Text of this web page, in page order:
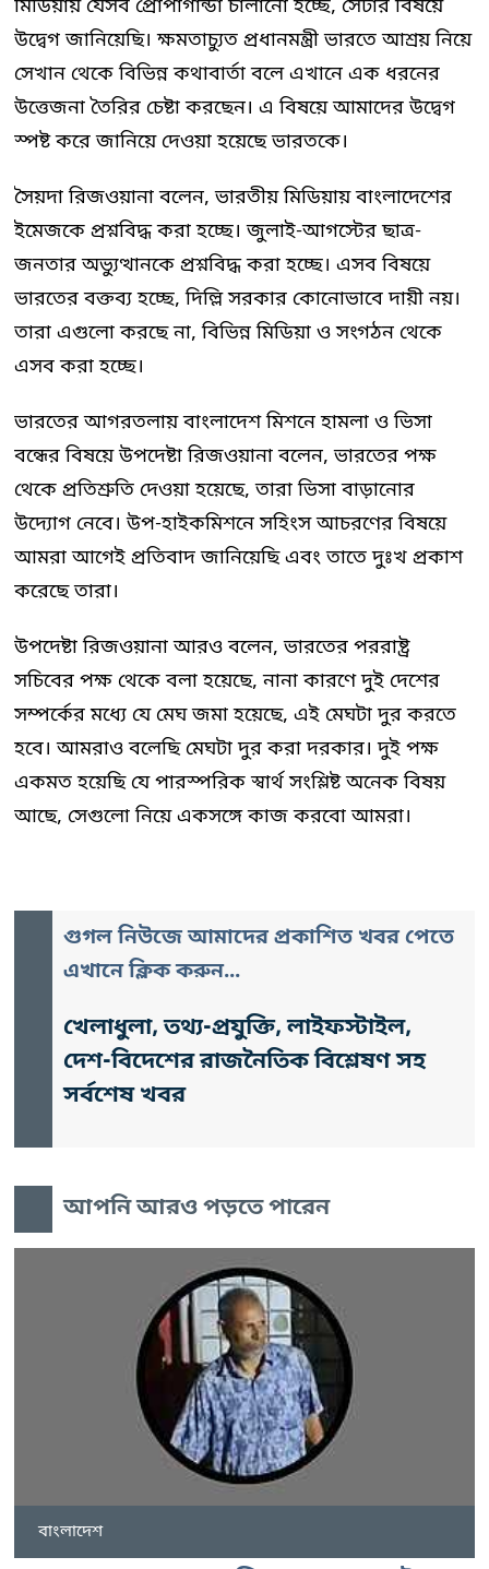
মিডিয়ায় যেসব প্রোপাগান্ডা চালানো হচ্ছে, সেটার বিষয়ে
উদ্বেগ জানিয়েছি। ক্ষমতাচ্যুত প্রধানমন্ত্রী ভারতে আশ্রয় নিয়ে
সেখান থেকে বিভিন্ন কথাবার্তা বলে এখানে এক ধরনের
উত্তেজনা তৈরির চেষ্টা করছেন। এ বিষয়ে আমাদের উদ্বেগ
স্পষ্ট করে জানিয়ে দেওয়া হয়েছে ভারতকে।
সৈয়দা রিজওয়ানা বলেন, ভারতীয় মিডিয়ায় বাংলাদেশের
ইমেজকে প্রশ্নবিদ্ধ করা হচ্ছে। জুলাই-আগস্টের ছাত্র-
জনতার অভ্যুত্থানকে প্রশ্নবিদ্ধ করা হচ্ছে। এসব বিষয়ে
ভারতের বক্তব্য হচ্ছে, দিল্লি সরকার কোনোভাবে দায়ী নয়।
তারা এগুলো করছে না, বিভিন্ন মিডিয়া ও সংগঠন থেকে
এসব করা হচ্ছে।
ভারতের আগরতলায় বাংলাদেশ মিশনে হামলা ও ভিসা
বন্ধের বিষয়ে উপদেষ্টা রিজওয়ানা বলেন, ভারতের পক্ষ
থেকে প্রতিশ্রুতি দেওয়া হয়েছে, তারা ভিসা বাড়ানোর
উদ্যোগ নেবে। উপ-হাইকমিশনে সহিংস আচরণের বিষয়ে
আমরা আগেই প্রতিবাদ জানিয়েছি এবং তাতে দুঃখ প্রকাশ
করেছে তারা।
উপদেষ্টা রিজওয়ানা আরও বলেন, ভারতের পররাষ্ট্র
সচিবের পক্ষ থেকে বলা হয়েছে, নানা কারণে দুই দেশের
সম্পর্কের মধ্যে যে মেঘ জমা হয়েছে, এই মেঘটা দুর করতে
হবে। আমরাও বলেছি মেঘটা দুর করা দরকার। দুই পক্ষ
একমত হয়েছি যে পারস্পরিক স্বার্থ সংশ্লিষ্ট অনেক বিষয়
আছে, সেগুলো নিয়ে একসঙ্গে কাজ করবো আমরা।
গুগল নিউজে আমাদের প্রকাশিত খবর পেতে
এখানে ক্লিক করুন...
খেলাধুলা, তথ্য-প্রযুক্তি, লাইফস্টাইল,
দেশ-বিদেশের রাজনৈতিক বিশ্লেষণ সহ
সর্বশেষ খবর
আপনি আরও পড়তে পারেন
বাংলাদেশ